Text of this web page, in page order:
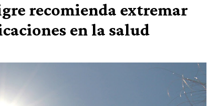
recomienda extremar
en la salud